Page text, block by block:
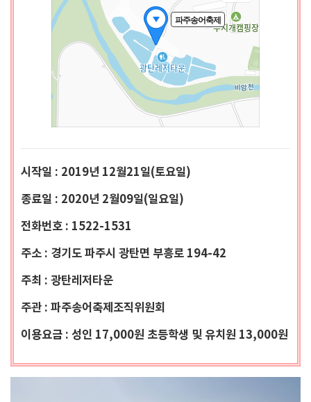
시작일 : 2019년 12월21일(토요일)
종료일 : 2020년 2월09일(일요일)
전화번호 : 1522-1531
주소 : 경기도 파주시 광탄면 부흥로 194-42
주최 : 광탄레저타운
주관 : 파주송어축제조직위원회
이용요금 : 성인 17,000원 초등학생 및 유치원 13,000원